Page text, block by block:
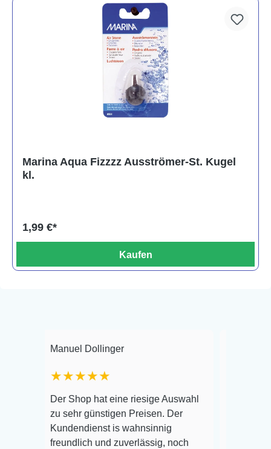
Marina Aqua Fizzzz Ausströmer-St. Kugel
kl.
1,99 €*
Kaufen
Manuel Dollinger
★★★★★
Der Shop hat eine riesige Auswahl
zu sehr günstigen Preisen. Der
Kundendienst is wahnsinnig
freundlich und zuverlässig, noch
Auswahl plus